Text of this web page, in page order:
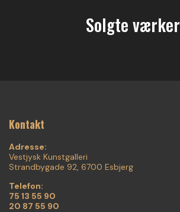
Solgte værker
Kontakt
Adresse:
Vestjysk Kunstgalleri
Strandbygade 92, 6700 Esbjerg
Telefon:
75 13 55 90
20 87 55 90